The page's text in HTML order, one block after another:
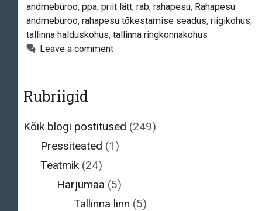
andmebüroo, ppa, priit lätt, rab, rahapesu, Rahapesu
andmebüroo, rahapesu tõkestamise seadus, riigikohus,
tallinna halduskohus, tallinna ringkonnakohus
Leave a comment
Rubriigid
Kõik blogi postitused (249)
Pressiteated (1)
Teatmik(24)
Harjumaa (5)
Tallinna linn (5)